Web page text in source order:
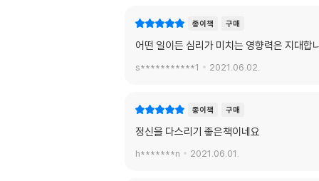
종이책 구매
어떤 일이든 심리가 미치는 영향력은 지대합
s***********1 2021.06.02.
종이책 구매
정신을 다스리기 좋은책이네요
h*******n 2021.06.01.